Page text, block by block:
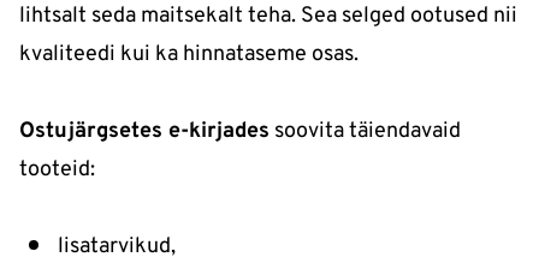
lihtsalt seda maitsekalt teha. Sea selged ootused nii
kvaliteedi kui ka hinnataseme osas.
Ostujärgsetes e-kirjades soovita täiendavaid
tooteid:
lisatarvikud,